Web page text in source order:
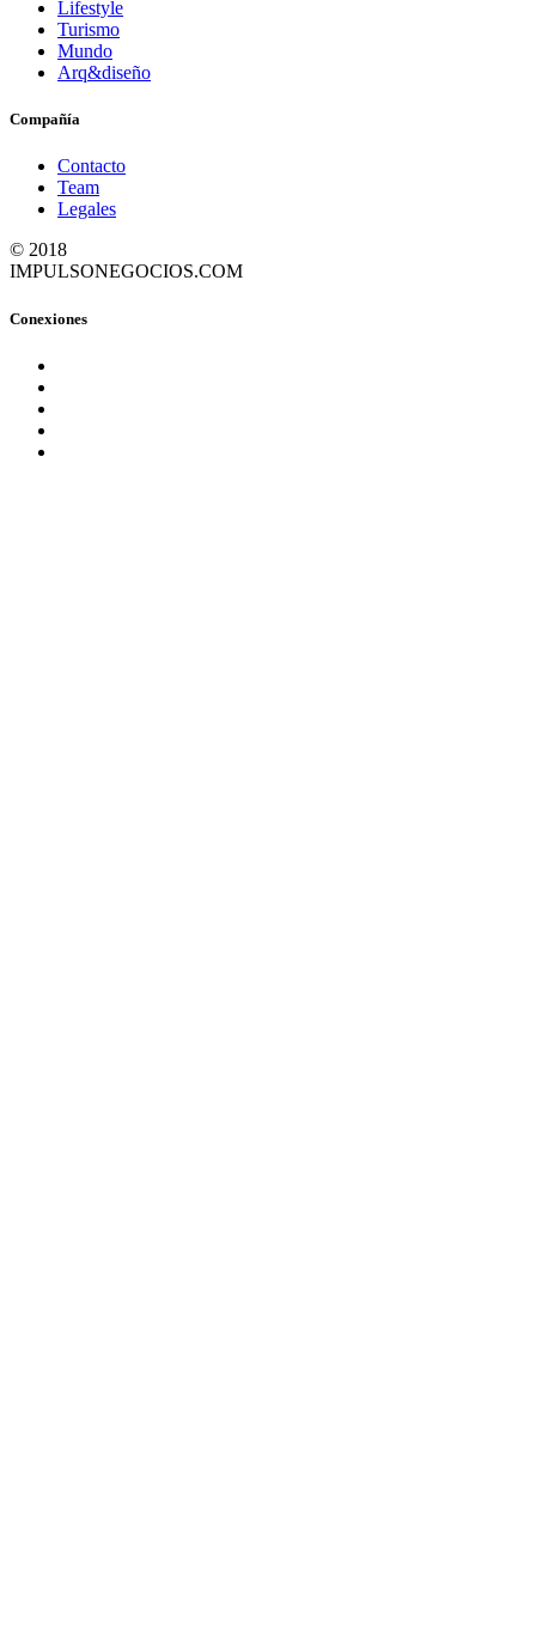
Lifestyle
Turismo
Mundo
Arq&diseño
Compañía
Contacto
Team
Legales
© 2018
IMPULSONEGOCIOS.COM
Conexiones